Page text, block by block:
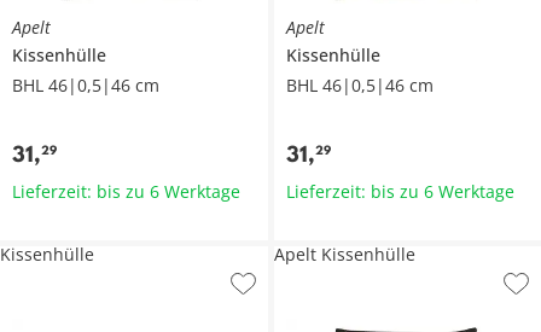
Apelt
Kissenhülle
BHL 46|0,5|46 cm
31,29
Lieferzeit: bis zu 6 Werktage
Apelt
Kissenhülle
BHL 46|0,5|46 cm
31,29
Lieferzeit: bis zu 6 Werktage
Kissenhülle Apelt Kissenhülle